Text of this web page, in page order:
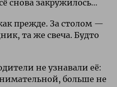
снова закружилось…
прежде. За столом —
та же свеча. Будто
не узнавали её:
больше не